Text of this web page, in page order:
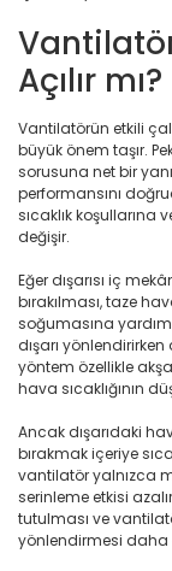
Açılır mı?
Vantilatörün etkili
büyük önem taşır.
sorusuna net bir
performansını
sıcaklık koşullarına
değişir.
Eğer dışarısı iç
bırakılması, taze
soğumasına
dışarı
yöntem özellikle
hava sıcaklığının
Ancak dışarıdaki
bırakmak içeriye
vantilatör yalnızca
serinleme etkisi
tutulması ve
yönlendirmesi daha